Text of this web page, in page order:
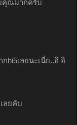
คุณมากครับ
hi5เลยนะเนี่ย..อิ อิ
ลยคับ